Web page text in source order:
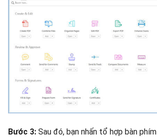
Bước 3: Sau đó, bạn nhấn tổ hợp bàn phím